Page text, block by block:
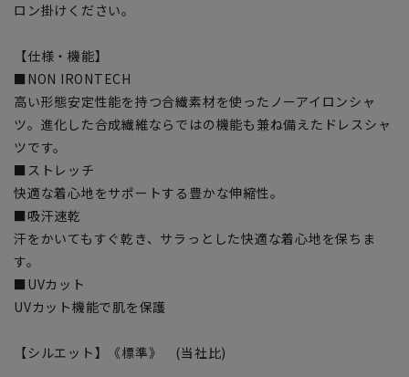
ロン掛けください。
【仕様・機能】
■NON IRONTECH
高い形態安定性能を持つ合繊素材を使ったノーアイロンシャ
ツ。進化した合成繊維ならではの機能も兼ね備えたドレスシャ
ツです。
■ストレッチ
快適な着心地をサポートする豊かな伸縮性。
■吸汗速乾
汗をかいてもすぐ乾き、サラっとした快適な着心地を保ちま
す。
■UVカット
UVカット機能で肌を保護
【シルエット】《標準》 (当社比)